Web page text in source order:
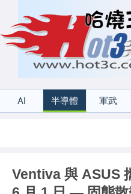
AI 半導體 軍武
Ventiva 與 ASUS